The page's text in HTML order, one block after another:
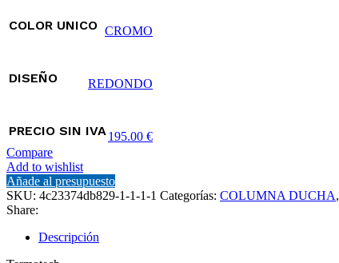
COLOR UNICO CROMO
DISEÑO REDONDO
PRECIO SIN IVA195.00 €
Compare
Add to wishlist
Añade al presupuesto
SKU: 4c23374db829-1-1-1-1 Categorías: COLUMNA DUCHA,
Share:
Descripción